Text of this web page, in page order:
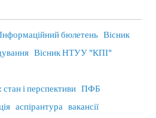
Інформаційний бюлетень Вісник
Вісник НТУУ "КПІ"
і перспективи ПФБ
аспірантура вакансії